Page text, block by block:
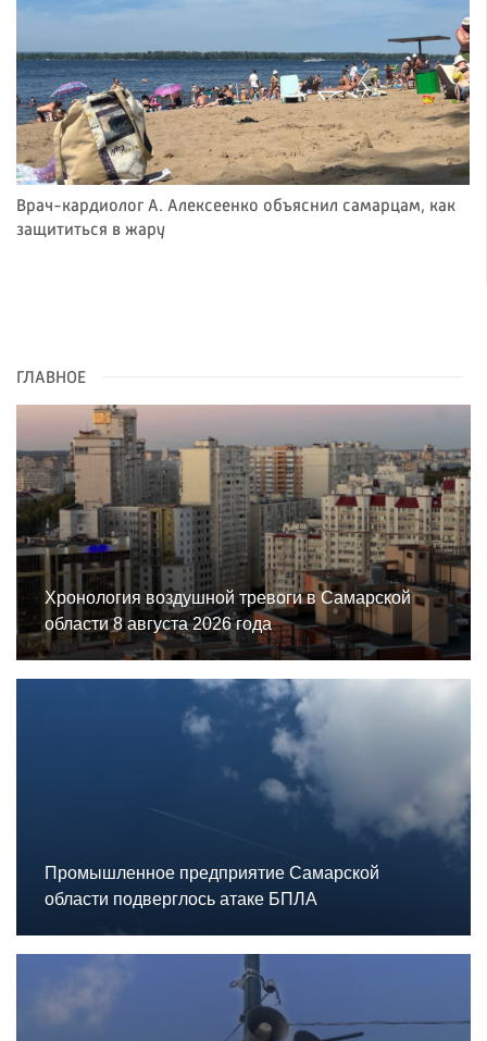
Врач-кардиолог А. Алексеенко объяснил самарцам, как
защититься в жару
ГЛАВНОЕ
Хронология воздушной тревоги в Самарской
области 8 августа 2026 года
Промышленное предприятие Самарской
области подверглось атаке БПЛА